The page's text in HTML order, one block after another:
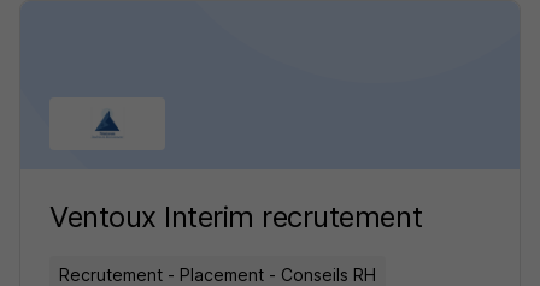
Ventoux Interim recrutement
Recrutement - Placement - Conseils RH